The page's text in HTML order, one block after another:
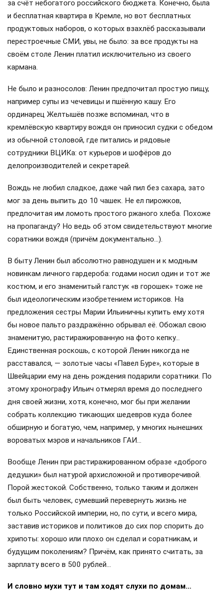
за счёт небогатого российского бюджета. Конечно, была
и бесплатная квартира в Кремле, но вот бесплатных
продуктовых наборов, о которых взахлёб рассказывали
перестроечные СМИ, увы, не было: за все продукты на
своём столе Ленин платил исключительно из своего
кармана.
Не было и разносолов: Ленин предпочитал простую пищу,
например супы из чечевицы и пшённую кашу. Его
ординарец Желтышёв позже вспоминал, что в
кремлёвскую квартиру вождя он приносил судки с обедом
из обычной столовой, где питались и рядовые
сотрудники ВЦИКа: от курьеров и шофёров до
делопроизводителей и секретарей.
Вождь не любил сладкое, даже чай пил без сахара, зато
мог за день выпить до 10 чашек. Не ел пирожков,
предпочитая им ломоть простого ржаного хлеба. Похоже
на пропаганду? Но ведь об этом свидетельствуют многие
соратники вождя (причём документально…).
В быту Ленин был абсолютно равнодушен и к модным
новинкам личного гардероба: годами носил один и тот же
костюм, и его знаменитый галстук «в горошек» тоже не
был идеологическим изобретением историков. На
предложения сестры Марии Ильиничны купить ему хотя
бы новое пальто раздражённо обрывал её. Обожал свою
знаменитую, растиражированную на фото кепку…
Единственная роскошь, с которой Ленин никогда не
расставался, — золотые часы «Павел Буре», которые в
Швейцарии ему на день рождения подарили соратники. По
этому хронографу Ильич отмерял время до последнего
дня своей жизни, хотя, конечно, мог бы при желании
собрать коллекцию тикающих шедевров куда более
обширную и богатую, чем, например, у многих нынешних
вороватых мэров и начальников ГАИ…
Вообще Ленин при растиражированном образе «доброго
дедушки» был натурой архисложной и противоречивой.
Порой жестокой. Собственно, только таким и должен
был быть человек, сумевший перевернуть жизнь не
только Российской империи, но, по сути, и всего мира,
заставив историков и политиков до сих пор спорить до
хрипоты: хорошо или плохо он сделал и соратникам, и
будущим поколениям? Причём, как принято считать, за
зарплату всего в 500 рублей…
И словно мухи тут и там ходят слухи по домам…